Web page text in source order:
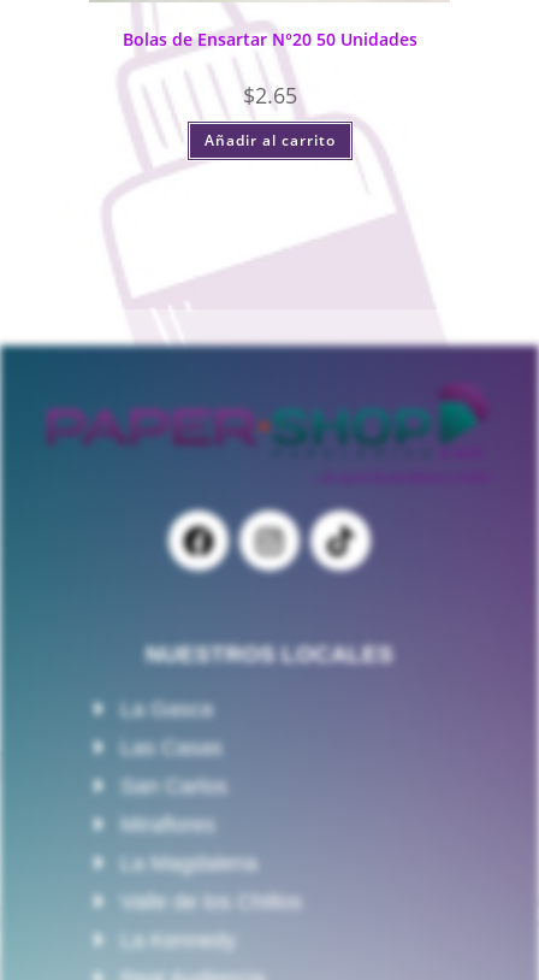
Bolas de Ensartar N°20 50 Unidades
$2.65
Añadir al carrito
NUESTROS LOCALES
La Gasca
Las Casas
San Carlos
Miraflores
La Magdalena
Valle de los Chillos
La Kennedy